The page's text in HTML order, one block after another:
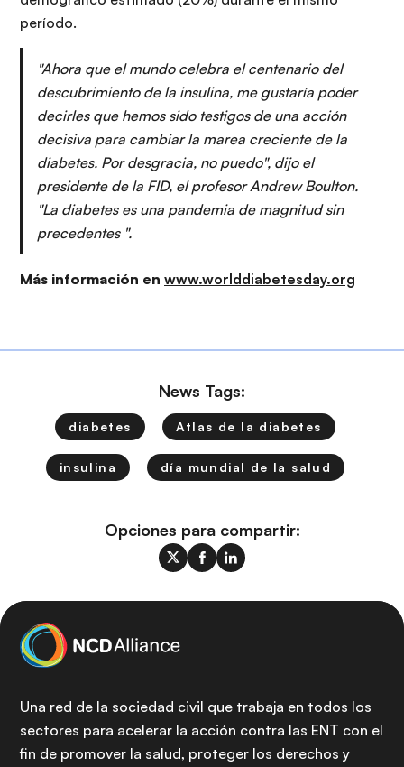
período.
"Ahora que el mundo celebra el centenario del
descubrimiento de la insulina, me gustaría poder
decirles que hemos sido testigos de una acción
decisiva para cambiar la marea creciente de la
diabetes. Por desgracia, no puedo", dijo el
presidente de la FID, el profesor Andrew Boulton.
"La diabetes es una pandemia de magnitud sin
precedentes ".
Más información en www.worlddiabetesday.org
News Tags:
diabetes Atlas de la diabetes
insulina día mundial de la salud
Opciones para compartir:
Una red de la sociedad civil que trabaja en todos los
sectores para acelerar la acción contra las ENT con el
fin de promover la salud, proteger los derechos y